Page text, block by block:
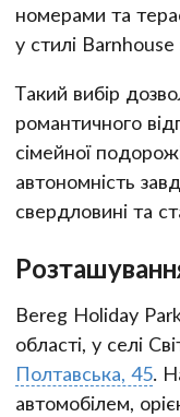
номерами та
у стилі
Такий вибір
романтичного
сімейної
автономність
свердловині та
Bereg Holiday
області, у селі
Полтавська, 45.
автомобілем,